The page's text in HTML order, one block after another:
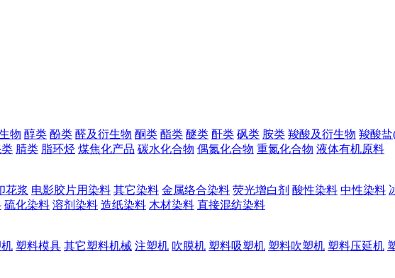
物 醇类 酚类 醛及衍生物 酮类 酯类 醚类 酐类 砜类 胺类 羧酸及衍生物 羧酸盐
腈类 脂环烃 煤焦化产品 碳水化合物 偶氮化合物 重氮化合物 液体有机原料
花浆 电影胶片用染料 其它染料 金属络合染料 荧光增白剂 酸性染料 中性染料
硫化染料 溶剂染料 造纸染料 木材染料 直接混纺染料
塑料模具 其它塑料机械 注塑机 吹膜机 塑料吸塑机 塑料吹塑机 塑料压延机